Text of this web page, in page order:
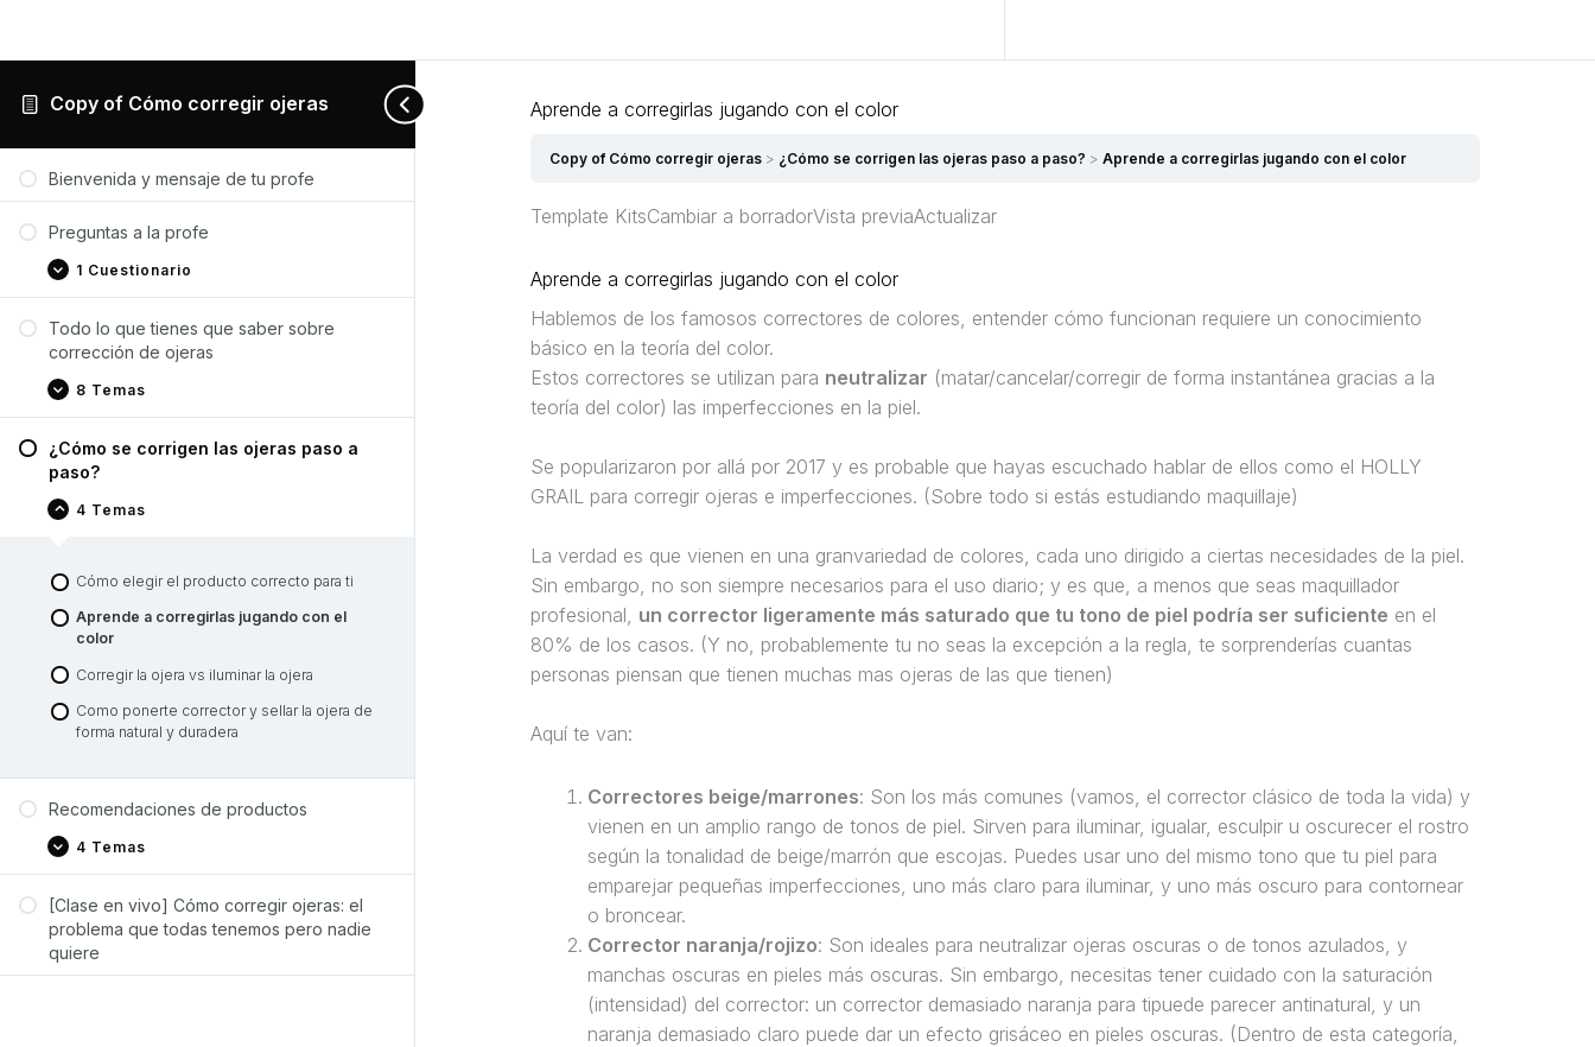
Copy of Cómo corregir ojeras
Bienvenida y mensaje de tu profe
Preguntas a la profe
a
1 Cuestionario
Todo lo que tienes que saber sobre
corrección de ojeras
lo
que
saber
sobre
corrección
de
8 Temas
¿Cómo se corrigen las ojeras paso a
paso?
se
ojeras
paso
a
paso?
4 Temas
Cómo elegir el producto correcto para ti
Aprende a corregirlas jugando con el
color
Corregir la ojera vs iluminar la ojera
Como ponerte corrector y sellar la ojera de
forma natural y duradera
Recomendaciones de productos
de
4 Temas
[Clase en vivo] Cómo corregir ojeras: el
problema que todas tenemos pero nadie
quiere
Aprende a corregirlas jugando con el color
Copy of Cómo corregir ojeras ¿Cómo se corrigen las ojeras paso a paso? Aprende a corregirlas jugando con el color
Template KitsCambiar a borradorVista previaActualizar
Aprende a corregirlas jugando con el color
Hablemos de los famosos correctores de colores, entender cómo funcionan requiere un conocimiento
básico en la teoría del color.
Estos correctores se utilizan para neutralizar (matar/cancelar/corregir de forma instantánea gracias a la
teoría del color) las imperfecciones en la piel.
Se popularizaron por allá por 2017 y es probable que hayas escuchado hablar de ellos como el HOLLY
GRAIL para corregir ojeras e imperfecciones. (Sobre todo si estás estudiando maquillaje)
La verdad es que vienen en una granvariedad de colores, cada uno dirigido a ciertas necesidades de la piel.
Sin embargo, no son siempre necesarios para el uso diario; y es que, a menos que seas maquillador
profesional, un corrector ligeramente más saturado que tu tono de piel podría ser suficiente en el
80% de los casos. (Y no, probablemente tu no seas la excepción a la regla, te sorprenderías cuantas
personas piensan que tienen muchas mas ojeras de las que tienen)
Aquí te van:
Correctores beige/marrones: Son los más comunes (vamos, el corrector clásico de toda la vida) y
vienen en un amplio rango de tonos de piel. Sirven para iluminar, igualar, esculpir u oscurecer el rostro
según la tonalidad de beige/marrón que escojas. Puedes usar uno del mismo tono que tu piel para
emparejar pequeñas imperfecciones, uno más claro para iluminar, y uno más oscuro para contornear
o broncear.
Corrector naranja/rojizo: Son ideales para neutralizar ojeras oscuras o de tonos azulados, y
manchas oscuras en pieles más oscuras. Sin embargo, necesitas tener cuidado con la saturación
(intensidad) del corrector: un corrector demasiado naranja para tipuede parecer antinatural, y un
naranja demasiado claro puede dar un efecto grisáceo en pieles oscuras. (Dentro de esta categoría,